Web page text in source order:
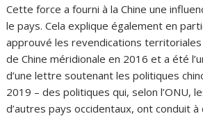
Cette force a fourni à la Chine une
le pays. Cela explique également en
approuvé les revendications
de Chine méridionale en 2016 et a été
d’une lettre soutenant les politiques
2019 – des politiques qui, selon l’ONU,
d’autres pays occidentaux, ont conduit